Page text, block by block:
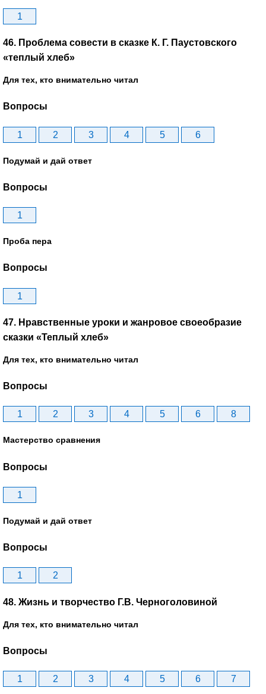
1
46. Проблема совести в сказке К. Г. Паустовского
«теплый хлеб»
Для тех, кто внимательно читал
Вопросы
1 2 3 4 5 6
Подумай и дай ответ
Вопросы
1
Проба пера
Вопросы
1
47. Нравственные уроки и жанровое своеобразие
сказки «Теплый хлеб»
Для тех, кто внимательно читал
Вопросы
1 2 3 4 5 6 8
Мастерство сравнения
Вопросы
1
Подумай и дай ответ
Вопросы
1 2
48. Жизнь и творчество Г.В. Черноголовиной
Для тех, кто внимательно читал
Вопросы
1 2 3 4 5 6 7